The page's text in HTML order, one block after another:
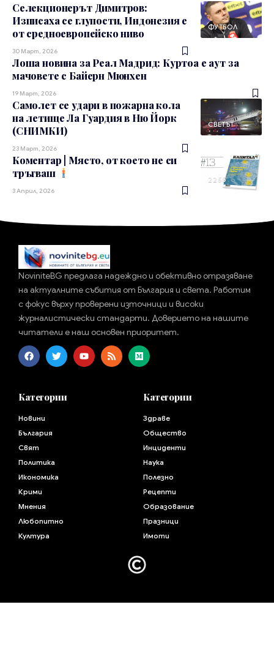
ФУТБОЛ
Селекционерът Димитров:
Изписаха се глупости, Индонезия е
от средноевропейско ниво
30 Март, 2026
Лоша новина за Реал Мадрид: Куртоа е аут за
мачовете с Байерн Мюнхен
19 Март, 2026
СВЕТЪТ
Самолет се удари в пожарна кола
на летище Ла Гуардия в Ню Йорк
(СНИМКИ)
23 Март, 2026
2255
Коментар | Място, от което не си
тръгваш
3 Април, 2026
NoviniteBG предлага надеждно и обективно отразяване
на актуалните събития от България и света. Работим
с фокус върху проверени източници и високи
журналистически стандарти. Доверието на нашите
читатели е наш основен приоритет.
Категории
Новини
България
Свят
Политика
Икономика
Крими
Мнения
Любопитно
Култура
Категории
Здраве
Общество
Инциденти
Наука
Полезно
Рецепти
Образование
Празници
Имоти